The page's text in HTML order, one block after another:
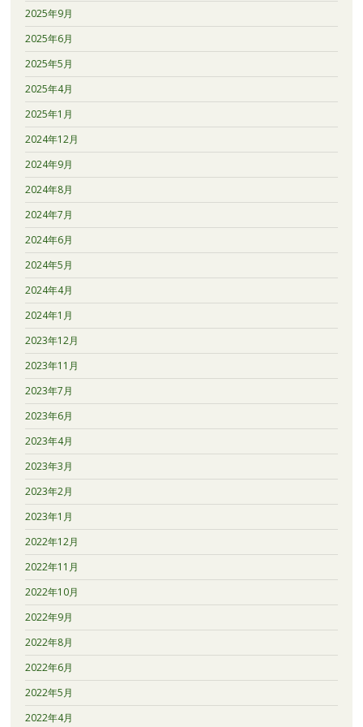
2025年9月
2025年6月
2025年5月
2025年4月
2025年1月
2024年12月
2024年9月
2024年8月
2024年7月
2024年6月
2024年5月
2024年4月
2024年1月
2023年12月
2023年11月
2023年7月
2023年6月
2023年4月
2023年3月
2023年2月
2023年1月
2022年12月
2022年11月
2022年10月
2022年9月
2022年8月
2022年6月
2022年5月
2022年4月